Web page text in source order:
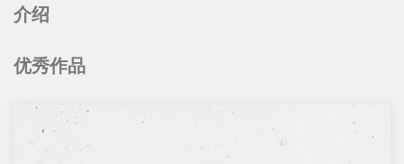
介绍
优秀作品